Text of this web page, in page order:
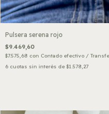
Pulsera serena rojo
$9.469,60
$7.575,68 con Contado efectivo /
6 cuotas sin interés de $1.578,27